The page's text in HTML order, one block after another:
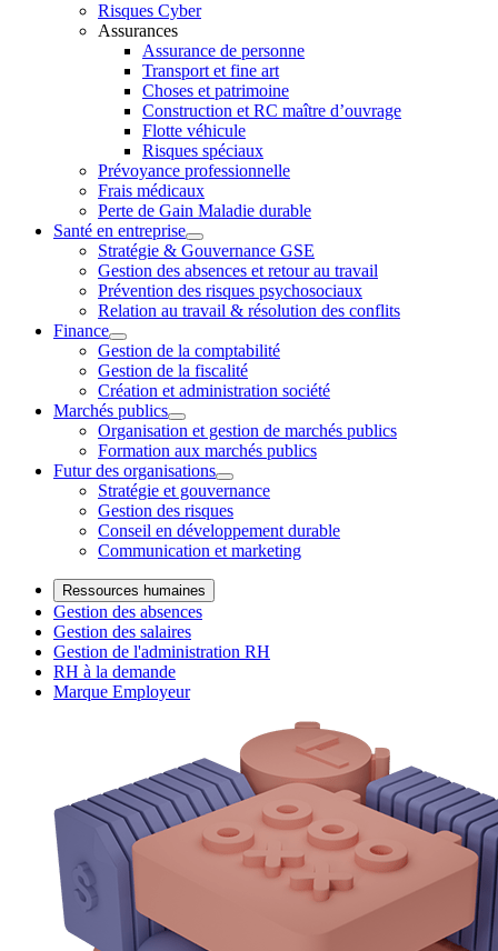
Risques Cyber
Assurances
Assurance de personne
Transport et fine art
Choses et patrimoine
Construction et RC maître d’ouvrage
Flotte véhicule
Risques spéciaux
Prévoyance professionnelle
Frais médicaux
Perte de Gain Maladie durable
Santé en entreprise
Stratégie & Gouvernance GSE
Gestion des absences et retour au travail
Prévention des risques psychosociaux
Relation au travail & résolution des conflits
Finance
Gestion de la comptabilité
Gestion de la fiscalité
Création et administration société
Marchés publics
Organisation et gestion de marchés publics
Formation aux marchés publics
Futur des organisations
Stratégie et gouvernance
Gestion des risques
Conseil en développement durable
Communication et marketing
Ressources humaines
Gestion des absences
Gestion des salaires
Gestion de l'administration RH
RH à la demande
Marque Employeur